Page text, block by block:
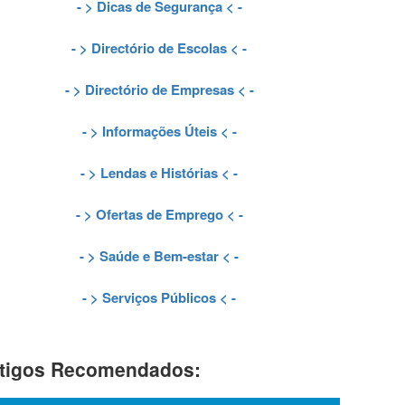
- > Dicas de Segurança< -
- > Directório de Escolas < -
- > Directório de Empresas< -
- > Informações Úteis< -
- > Lendas e Histórias < -
- > Ofertas de Emprego< -
- > Saúde e Bem-estar < -
- > Serviços Públicos < -
Recomendados: